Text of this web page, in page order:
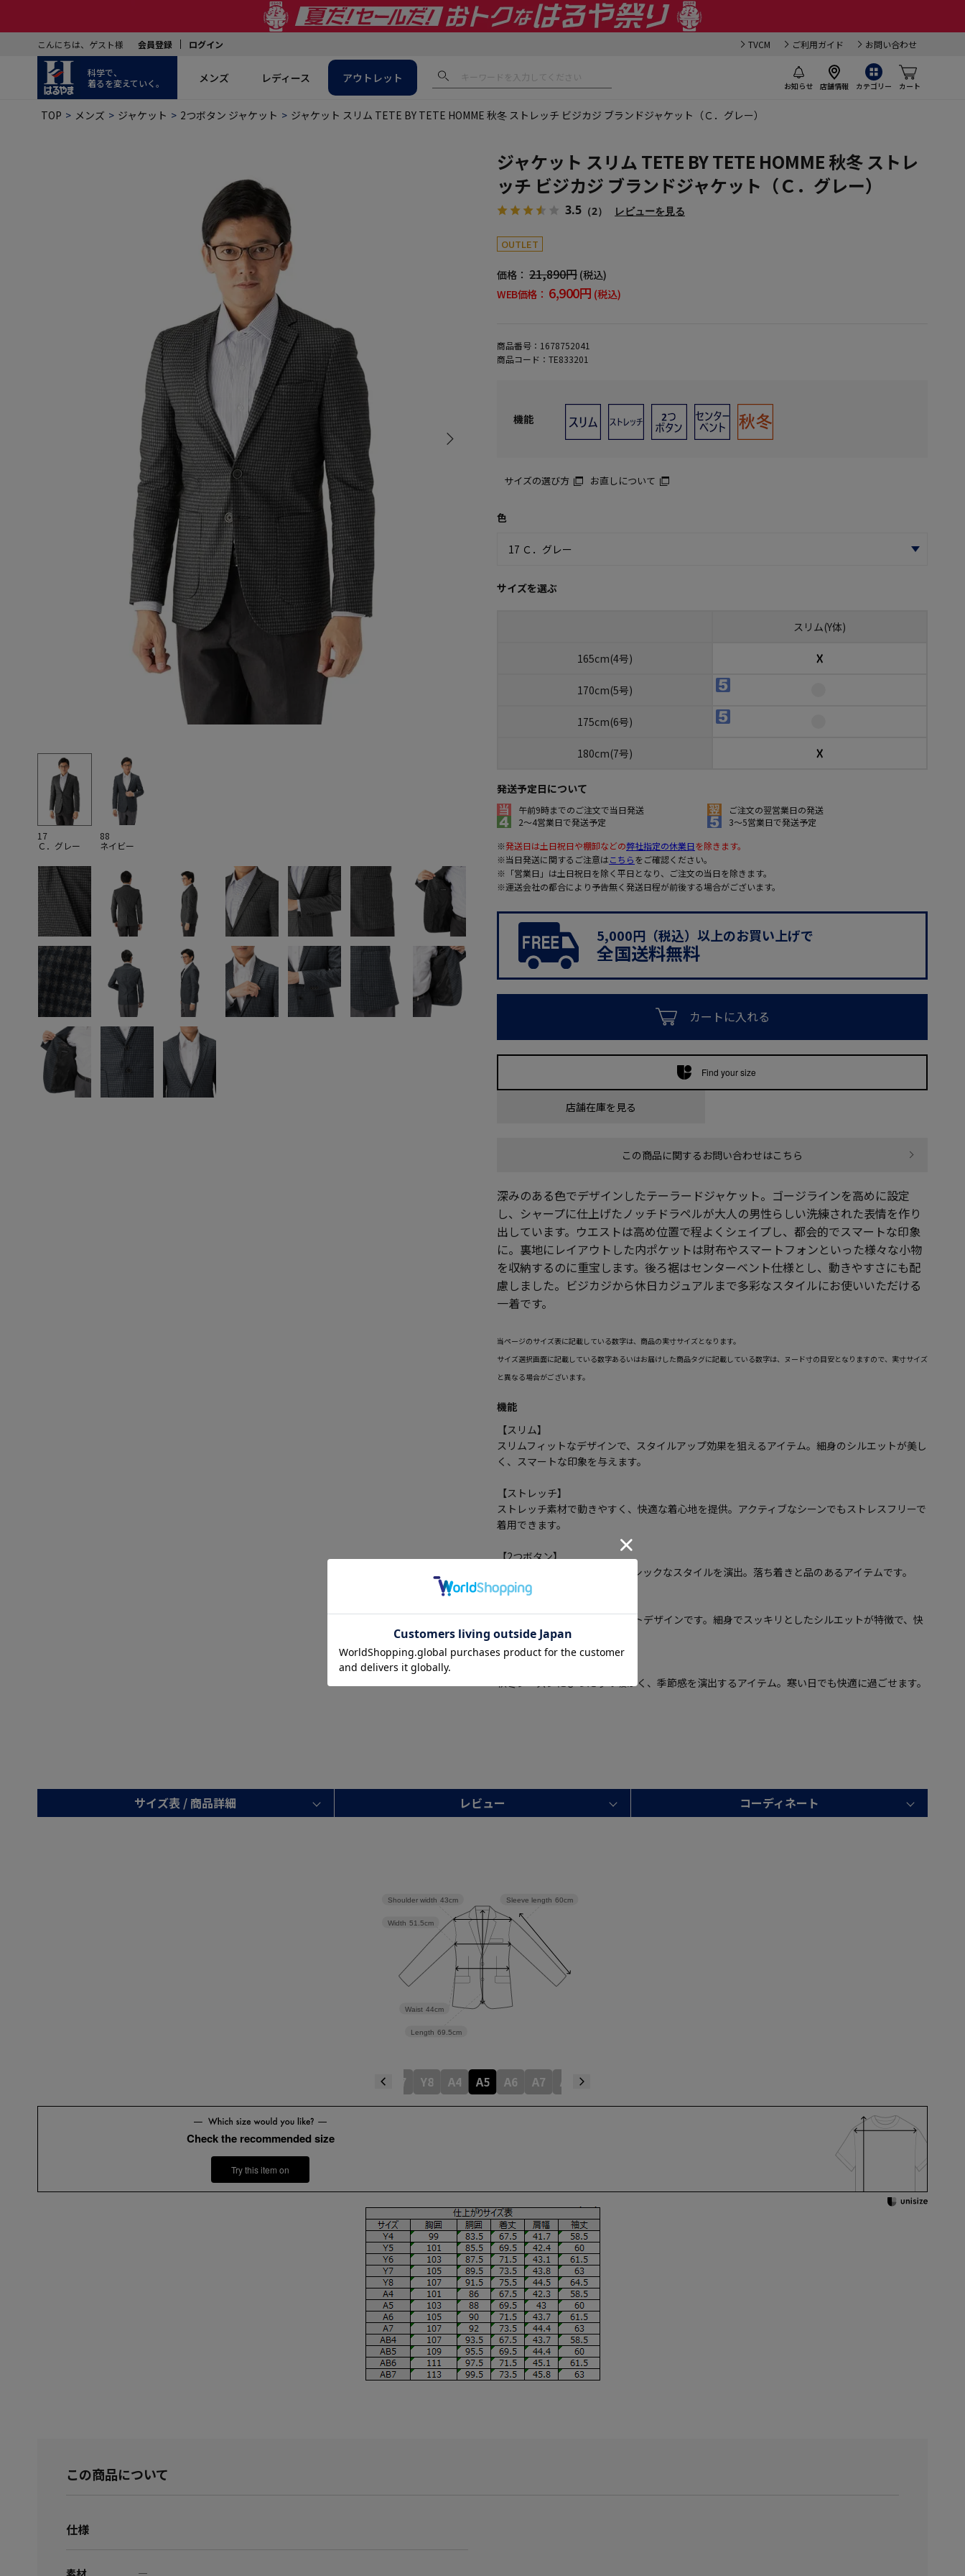
こんにちは、ゲスト様 会員登録 ログイン TVCM ご利用ガイド お問い合わせ
科学で、
着るを変えていく。
お知らせ 店舗情報 カテゴリー カート
メンズ レディース アウトレット
TOP メンズ ジャケット 2つボタン ジャケット ジャケット スリム TETE BY TETE HOMME 秋冬 ストレッチ ビジカジ ブランドジャケット（Ｃ．グレー）
17
Ｃ．グレー
88
ネイビー
ジャケット スリム TETE BY TETE HOMME 秋冬 ストレ
ッチ ビジカジ ブランドジャケット（Ｃ．グレー）
3.5 （2） レビューを見る
OUTLET
価格： 21,890円 (税込)
WEB価格： 6,900円 (税込)
商品番号： 1678752041
商品コード： TE833201
機能
サイズの選び方 お直しについて
色
サイズを選ぶ
スリム(Y体)
165cm(4号) ☓
170cm(5号)
175cm(6号)
180cm(7号) ☓
発送予定日について
午前9時までのご注文で当日発送
ご注文の翌営業日の発送
2～4営業日で発送予定
3～5営業日で発送予定
※発送日は土日祝日や棚卸などの弊社指定の休業日を除きます。
※当日発送に関するご注意はこちらをご確認ください。
※「営業日」は土日祝日を除く平日となり、ご注文の当日を除きます。
※運送会社の都合により予告無く発送日程が前後する場合がございます。
5,000円（税込）以上のお買い上げで
全国送料無料
カートに入れる
Find your size
店舗在庫を見る
この商品に関するお問い合わせはこちら
深みのある色でデザインしたテーラードジャケット。ゴージラインを高めに設定
し、シャープに仕上げたノッチドラペルが大人の男性らしい洗練された表情を作り
出しています。ウエストは高め位置で程よくシェイプし、都会的でスマートな印象
に。裏地にレイアウトした内ポケットは財布やスマートフォンといった様々な小物
を収納するのに重宝します。後ろ裾はセンターベント仕様とし、動きやすさにも配
慮しました。ビジカジから休日カジュアルまで多彩なスタイルにお使いいただける
一着です。
当ページのサイズ表に記載している数字は、商品の実寸サイズとなります。
サイズ選択画面に記載している数字あるいはお届けした商品タグに記載している数字は、ヌード寸の目安となりますので、実寸サイズ
と異なる場合がございます。
機能
【スリム】
スリムフィットなデザインで、スタイルアップ効果を狙えるアイテム。細身のシルエットが美し
く、スマートな印象を与えます。
【ストレッチ】
ストレッチ素材で動きやすく、快適な着心地を提供。アクティブなシーンでもストレスフリーで
着用できます。
【2つボタン】
2つボタンのデザインで、クラシックなスタイルを演出。落ち着きと品のあるアイテムです。
切り込みが1本のセンターベントデザインです。細身でスッキリとしたシルエットが特徴で、快
適な着心地を提供します
秋冬シーズンにぴったりの暖かく、季節感を演出するアイテム。寒い日でも快適に過ごせます。
サイズ表 / 商品詳細 レビュー コーディネート
Sleeve length 60cm
Length 69.5cm
Waist 44cm
Width 51.5cm
Shoulder width 43cm
Y7 Y8 A4 A5 A6 A7 AB4
Check the recommended size
Try this item on
この商品について
仕様
素材 ―